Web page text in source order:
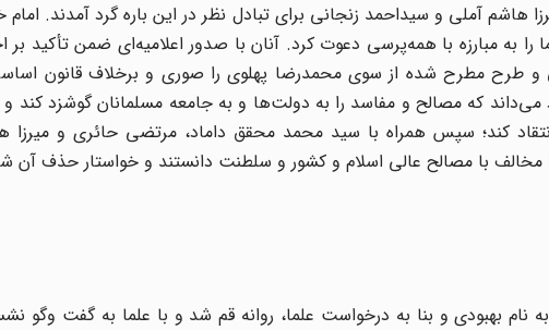
آملی و سیداحمد زنجانی برای تبادل نظر در این باره گرد آمدند. امام
مبارزه با همه‌پرسی دعوت کرد. آنان با صدور اعلامیه‌ای ضمن تأکید بر
و طرح مطرح شده از سوی محمدرضا پهلوی را صوری و برخلاف قانون
که مصالح و مفاسد را به دولت‌ها و به جامعه مسلمانان گوشزد کند
کند؛ سپس همراه با سید محمد محقق داماد، مرتضی حائری و میرزا
مخالف با مصالح عالی اسلام و کشور و سلطنت دانستند و خواستار حذف آن
نام بهبودی و بنا به درخواست علما، روانه قم شد و با علما به گفت وگو